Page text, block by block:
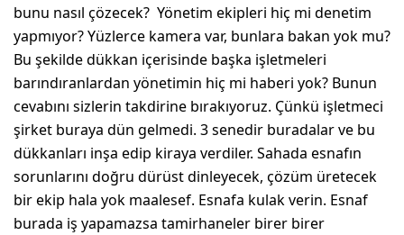
bunu nasıl çözecek? Yönetim ekipleri hiç mi denetim
yapmıyor? Yüzlerce kamera var, bunlara bakan yok mu?
Bu şekilde dükkan içerisinde başka işletmeleri
barındıranlardan yönetimin hiç mi haberi yok? Bunun
cevabını sizlerin takdirine bırakıyoruz. Çünkü işletmeci
şirket buraya dün gelmedi. 3 senedir buradalar ve bu
dükkanları inşa edip kiraya verdiler. Sahada esnafın
sorunlarını doğru dürüst dinleyecek, çözüm üretecek
bir ekip hala yok maalesef. Esnafa kulak verin. Esnaf
burada iş yapamazsa tamirhaneler birer birer